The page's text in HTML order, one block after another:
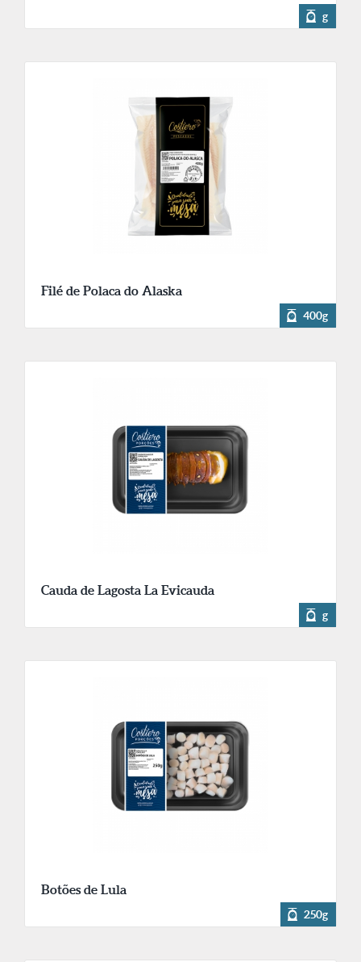
g
Filé de Polaca do Alaska
400g
Cauda de Lagosta La Evicauda
g
Botões de Lula
250g